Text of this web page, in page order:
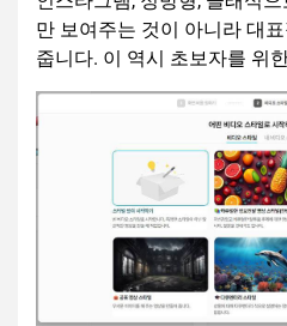
만 보여주는 것이 아니라 대
줍니다. 이 역시 초보자를 위